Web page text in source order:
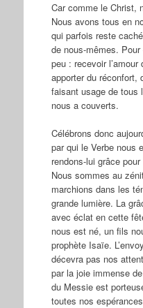
Car comme le Christ,
Nous avons tous en
qui parfois reste
de nous-mêmes.
peu : recevoir l’amour
apporter du réconfort,
faisant usage de tous
nous a couverts.
Célébrons donc
par qui le Verbe nous
rendons-lui grâce
Nous sommes au
marchions dans les
grande lumière. La
avec éclat en cette
nous est né, un fils
prophète Isaïe.
décevra pas nos
par la joie immense
du Messie est
toutes nos